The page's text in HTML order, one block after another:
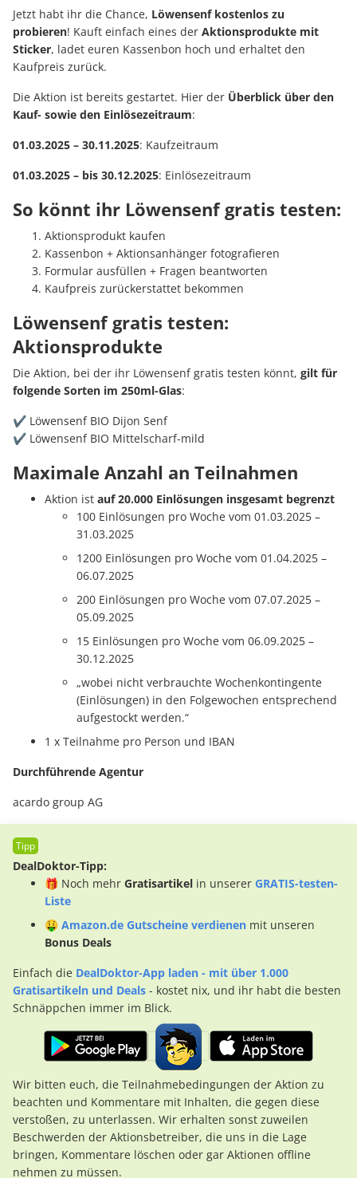
Jetzt habt ihr die Chance, Löwensenf kostenlos zu
probieren! Kauft einfach eines der Aktionsprodukte mit
Sticker, ladet euren Kassenbon hoch und erhaltet den
Kaufpreis zurück.
Die Aktion ist bereits gestartet. Hier der Überblick über den
Kauf- sowie den Einlösezeitraum:
01.03.2025 – 30.11.2025: Kaufzeitraum
01.03.2025 – bis 30.12.2025: Einlösezeitraum
So könnt ihr Löwensenf gratis testen:
Aktionsprodukt kaufen
Kassenbon + Aktionsanhänger fotografieren
Formular ausfüllen + Fragen beantworten
Kaufpreis zurückerstattet bekommen
Löwensenf gratis testen:
Aktionsprodukte
Die Aktion, bei der ihr Löwensenf gratis testen könnt, gilt für
folgende Sorten im 250ml-Glas:
✔️ Löwensenf BIO Dijon Senf
✔️ Löwensenf BIO Mittelscharf-mild
Maximale Anzahl an Teilnahmen
Aktion ist auf 20.000 Einlösungen insgesamt begrenzt
100 Einlösungen pro Woche vom 01.03.2025 –
31.03.2025
1200 Einlösungen pro Woche vom 01.04.2025 –
06.07.2025
200 Einlösungen pro Woche vom 07.07.2025 –
05.09.2025
15 Einlösungen pro Woche vom 06.09.2025 –
30.12.2025
„wobei nicht verbrauchte Wochenkontingente
(Einlösungen) in den Folgewochen entsprechend
aufgestockt werden.“
1 x Teilnahme pro Person und IBAN
Durchführende Agentur
acardo group AG
DealDoktor-Tipp:
🎁 Noch mehr Gratisartikel in unserer GRATIS-testen-
Liste
🤑 Amazon.de Gutscheine verdienen mit unseren
Bonus Deals
Einfach die DealDoktor-App laden - mit über 1.000
Gratisartikeln und Deals - kostet nix, und ihr habt die besten
Schnäppchen immer im Blick.
Wir bitten euch, die Teilnahmebedingungen der Aktion zu
beachten und Kommentare mit Inhalten, die gegen diese
verstoßen, zu unterlassen. Wir erhalten sonst zuweilen
Beschwerden der Aktionsbetreiber, die uns in die Lage
bringen, Kommentare löschen oder gar Aktionen offline
nehmen zu müssen.